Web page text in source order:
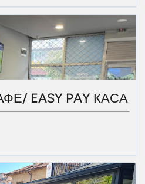
EASY PAY КАСА